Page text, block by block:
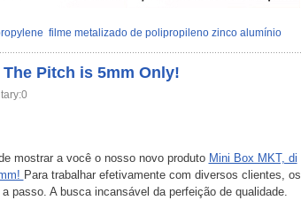
filme metalizado de polipropileno zinco alumínio
Pitch is 5mm Only!
mostrar a você o nosso novo produto Mini Box MKT, di
Para trabalhar efetivamente com diversos clientes, os
passo. A busca incansável da perfeição de qualidade.